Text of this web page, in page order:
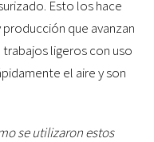
Esto los hace
que avanzan
ligeros con uso
el aire y son
se utilizaron estos